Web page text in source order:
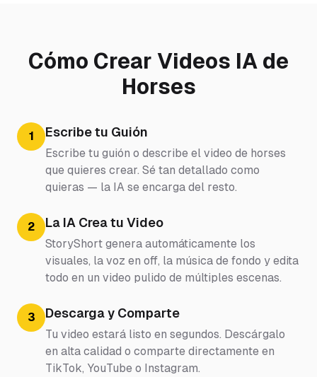
Cómo Crear Videos IA de
Horses
1 Escribe tu Guión
Escribe tu guión o describe el video de horses
que quieres crear. Sé tan detallado como
quieras — la IA se encarga del resto.
2 La IA Crea tu Video
StoryShort genera automáticamente los
visuales, la voz en off, la música de fondo y edita
todo en un video pulido de múltiples escenas.
3 Descarga y Comparte
Tu video estará listo en segundos. Descárgalo
en alta calidad o comparte directamente en
TikTok, YouTube o Instagram.